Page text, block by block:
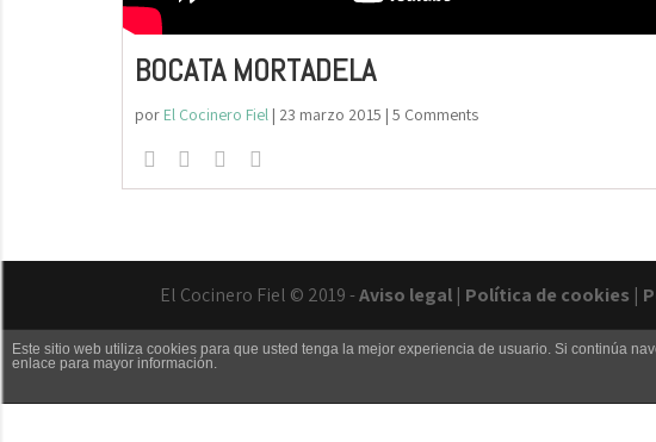
BOCATA MORTADELA
por El Cocinero Fiel| 23 marzo 2015 | 5 Comments
El Cocinero Fiel © 2019 -Aviso legal | Política de cookies |
Este sitio web utiliza cookies para que usted tenga la mejor experiencia de usuario. Si continúa
enlace para mayor información.